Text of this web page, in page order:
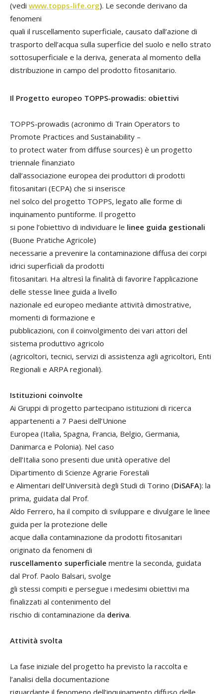
(vedi www.topps-life.org). Le seconde derivano da
fenomeni
quali il ruscellamento superficiale, causato dall’azione di
trasporto dell’acqua sulla superficie del suolo e nello strato
sottosuperficiale e la deriva, generata al momento della
distribuzione in campo del prodotto fitosanitario.
Il Progetto europeo TOPPS-prowadis: obiettivi
TOPPS-prowadis (acronimo di Train Operators to
Promote Practices and Sustainability –
to protect water from diffuse sources) è un progetto
triennale finanziato
dall’associazione europea dei produttori di prodotti
fitosanitari (ECPA) che si inserisce
nel solco del progetto TOPPS, legato alle forme di
inquinamento puntiforme. Il progetto
si pone l’obiettivo di individuare le linee guida gestionali
(Buone Pratiche Agricole)
necessarie a prevenire la contaminazione diffusa dei corpi
idrici superficiali da prodotti
fitosanitari. Ha altresì la finalità di favorire l’applicazione
delle stesse linee guida a livello
nazionale ed europeo mediante attività dimostrative,
momenti di formazione e
pubblicazioni, con il coinvolgimento dei vari attori del
sistema produttivo agricolo
(agricoltori, tecnici, servizi di assistenza agli agricoltori, Enti
Regionali e ARPA regionali).
Istituzioni coinvolte
Ai Gruppi di progetto partecipano istituzioni di ricerca
appartenenti a 7 Paesi dell’Unione
Europea (Italia, Spagna, Francia, Belgio, Germania,
Danimarca e Polonia). Nel caso
dell’Italia sono presenti due unità operative del
Dipartimento di Scienze Agrarie Forestali
e Alimentari dell’Università degli Studi di Torino (DiSAFA): la
prima, guidata dal Prof.
Aldo Ferrero, ha il compito di sviluppare e divulgare le linee
guida per la protezione delle
acque dalla contaminazione da prodotti fitosanitari
originato da fenomeni di
ruscellamento superficiale mentre la seconda, guidata
dal Prof. Paolo Balsari, svolge
gli stessi compiti e persegue i medesimi obiettivi ma
finalizzati al contenimento del
rischio di contaminazione da deriva.
Attività svolta
La fase iniziale del progetto ha previsto la raccolta e
l’analisi della documentazione